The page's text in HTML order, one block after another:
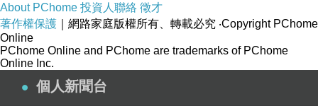
可以快速減重，千千萬萬不要全信啊！
透過上面的說明後，我們可以了解整個肥胖的主
要證型
但是切記不可以看到證型，然後自己當醫生，以
為自己就是那一種證型就去抓藥吃
About PChome 投資人聯絡 徵才
著作權保護 ｜網路家庭版權所有、轉載必究 ‧Copyright PChome
Online
PChome Online and PChome are trademarks of PChome
Online Inc.
個人新聞台